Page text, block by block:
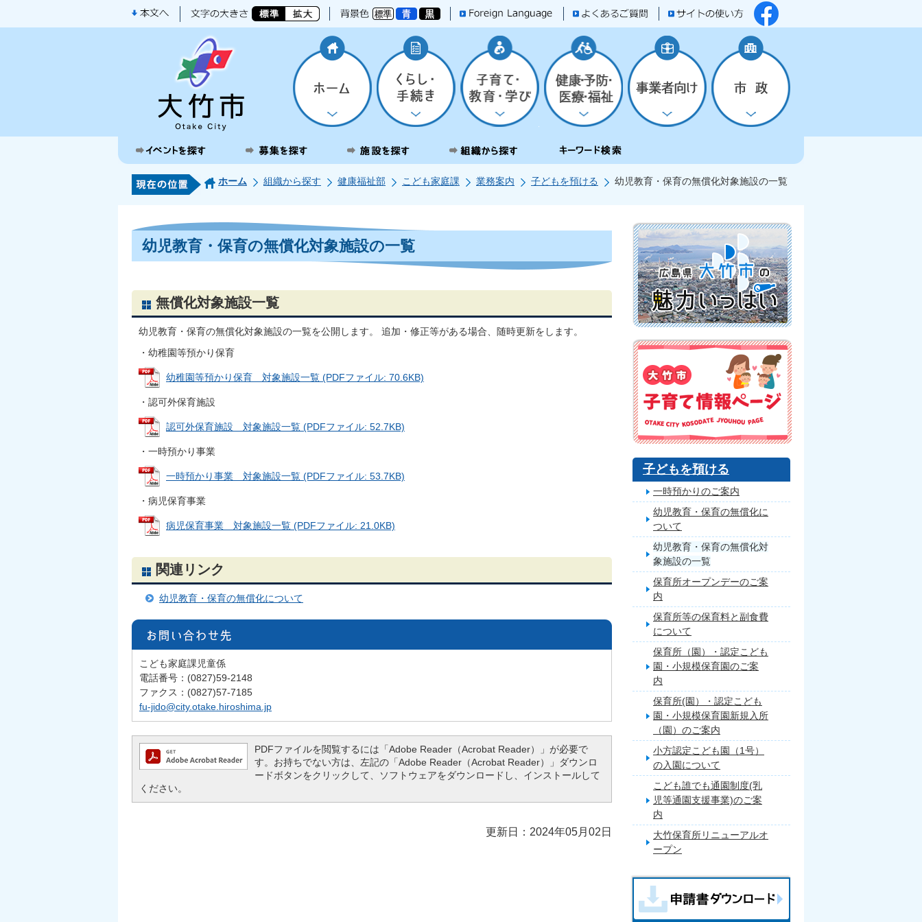
ホーム 組織から探す 健康福祉部 こども家庭課 業務案内 子どもを預ける 幼児教育・保育の無償化対象施設の一覧
幼児教育・保育の無償化対象施設の一覧
無償化対象施設一覧
幼児教育・保育の無償化対象施設の一覧を公開します。 追加・修正等がある場合、随時更新をします。
・幼稚園等預かり保育
幼稚園等預かり保育 対象施設一覧 (PDFファイル: 70.6KB)
・認可外保育施設
認可外保育施設 対象施設一覧 (PDFファイル: 52.7KB)
・一時預かり事業
一時預かり事業 対象施設一覧 (PDFファイル: 53.7KB)
・病児保育事業
病児保育事業 対象施設一覧 (PDFファイル: 21.0KB)
関連リンク
幼児教育・保育の無償化について
こども家庭課児童係
電話番号：(0827)59-2148
ファクス：(0827)57-7185
fu-jido@city.otake.hiroshima.jp
PDFファイルを閲覧するには「Adobe Reader（Acrobat Reader）」が必要で
す。お持ちでない方は、左記の「Adobe Reader（Acrobat Reader）」ダウンロ
ードボタンをクリックして、ソフトウェアをダウンロードし、インストールして
ください。
更新日：2024年05月02日
子どもを預ける
一時預かりのご案内
幼児教育・保育の無償化に
ついて
幼児教育・保育の無償化対
象施設の一覧
保育所オープンデーのご案
内
保育所等の保育料と副食費
について
保育所（園）・認定こども
園・小規模保育園のご案
内
保育所(園）・認定こども
園・小規模保育園新規入所
（園）のご案内
小方認定こども園（1号）
の入園について
こども誰でも通園制度(乳
児等通園支援事業)のご案
内
大竹保育所リニューアルオ
ープン